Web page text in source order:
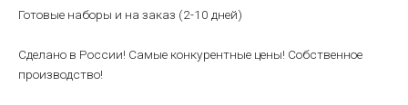
Готовые наборы и на заказ (2-10 дней)
Сделано в России! Самые конкурентные цены! Собственное
производство!